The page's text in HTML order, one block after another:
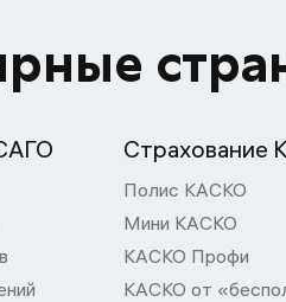
Страхование
Полис КАСКО
Мини КАСКО
КАСКО Профи
КАСКО от